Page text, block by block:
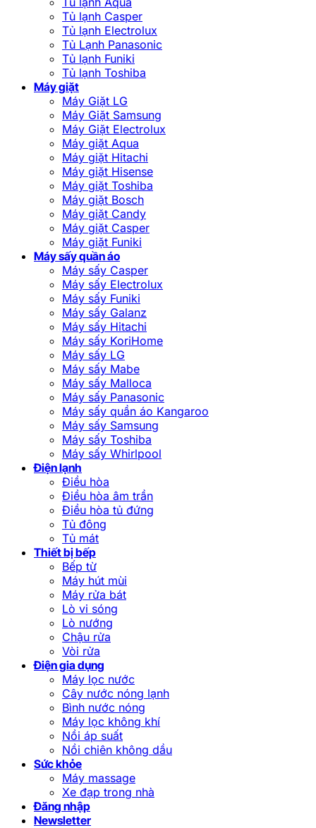
Tủ lạnh Casper
Tủ lạnh Electrolux
Tủ Lạnh Panasonic
Tủ lạnh Funiki
Tủ lạnh Toshiba
Máy giặt
Máy Giặt LG
Máy Giặt Samsung
Máy Giặt Electrolux
Máy giặt Aqua
Máy giặt Hitachi
Máy giặt Hisense
Máy giặt Toshiba
Máy giặt Bosch
Máy giặt Candy
Máy giặt Casper
Máy giặt Funiki
Máy sấy quần áo
Máy sấy Casper
Máy sấy Electrolux
Máy sấy Funiki
Máy sấy Galanz
Máy sấy Hitachi
Máy sấy KoriHome
Máy sấy LG
Máy sấy Mabe
Máy sấy Malloca
Máy sấy Panasonic
Máy sấy quần áo Kangaroo
Máy sấy Samsung
Máy sấy Toshiba
Máy sấy Whirlpool
Điện lạnh
Điều hòa
Điều hòa âm trần
Điều hòa tủ đứng
Tủ đông
Tủ mát
Thiết bị bếp
Bếp từ
Máy hút mùi
Máy rửa bát
Lò vi sóng
Lò nướng
Chậu rửa
Vòi rửa
Điện gia dụng
Máy lọc nước
Cây nước nóng lạnh
Bình nước nóng
Máy lọc không khí
Nồi áp suất
Nồi chiên không dầu
Sức khỏe
Máy massage
Xe đạp trong nhà
Đăng nhập
Newsletter